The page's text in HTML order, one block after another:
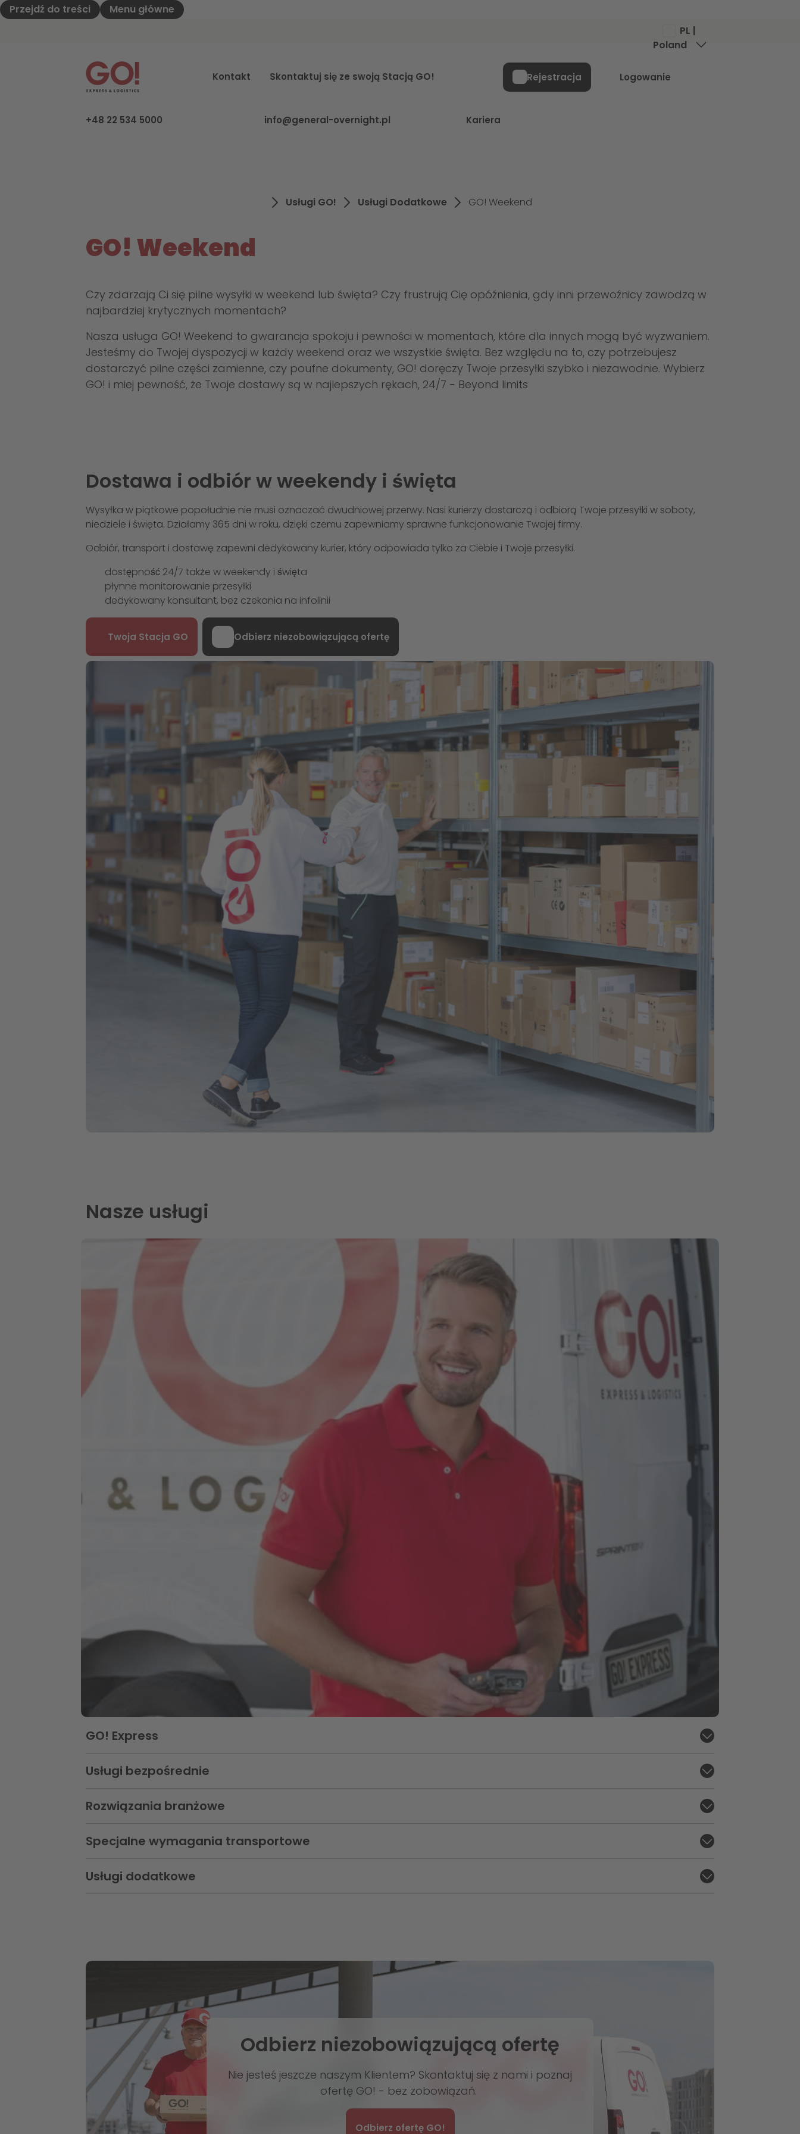
Przejdź do treści Menu główne
+48 22 534 5000 info@general-overnight.pl Kariera
PL |
Poland
GO! Express & Logistics - do strony głównej
Kontakt Skontaktuj się ze swoją Stacją GO! Rejestracja Logowanie
Usługi GO! Usługi Dodatkowe GO! Weekend
GO! Weekend
Czy zdarzają Ci się pilne wysyłki w weekend lub święta? Czy frustrują Cię opóźnienia, gdy inni przewoźnicy zawodzą w
najbardziej krytycznych momentach?
Nasza usługa GO! Weekend to gwarancja spokoju i pewności w momentach, które dla innych mogą być wyzwaniem.
Jesteśmy do Twojej dyspozycji w każdy weekend oraz we wszystkie święta. Bez względu na to, czy potrzebujesz
dostarczyć pilne części zamienne, czy poufne dokumenty, GO! doręczy Twoje przesyłki szybko i niezawodnie. Wybierz
GO! i miej pewność, że Twoje dostawy są w najlepszych rękach, 24/7 - Beyond limits
Dostawa i odbiór w weekendy i święta
Wysyłka w piątkowe popołudnie nie musi oznaczać dwudniowej przerwy. Nasi kurierzy dostarczą i odbiorą Twoje przesyłki w soboty,
niedziele i święta. Działamy 365 dni w roku, dzięki czemu zapewniamy sprawne funkcjonowanie Twojej firmy.
Odbiór, transport i dostawę zapewni dedykowany kurier, który odpowiada tylko za Ciebie i Twoje przesyłki.
dostępność 24/7 także w weekendy i święta
płynne monitorowanie przesyłki
dedykowany konsultant, bez czekania na infolinii
Twoja Stacja GO Odbierz niezobowiązującą ofertę
Nasze usługi
Sekcja zamknięta:
GO! Express
Sekcja zamknięta:
Usługi bezpośrednie
Sekcja zamknięta:
Rozwiązania branżowe
Sekcja zamknięta:
Specjalne wymagania transportowe
Sekcja zamknięta:
Usługi dodatkowe
Odbierz niezobowiązującą ofertę
Nie jesteś jeszcze naszym Klientem? Skontaktuj się z nami i poznaj
ofertę GO! - bez zobowiązań.
Odbierz ofertę GO!